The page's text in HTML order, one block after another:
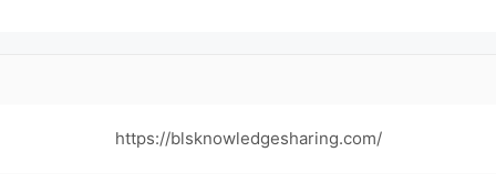
https://blsknowledgesharing.com/